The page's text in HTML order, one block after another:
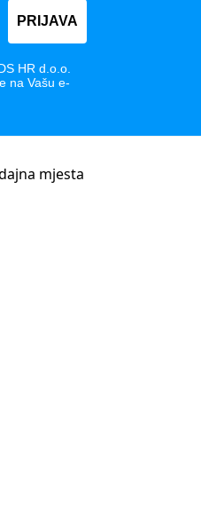
PRIJAVA
HR d.o.o.
na Vašu e-
mjesta